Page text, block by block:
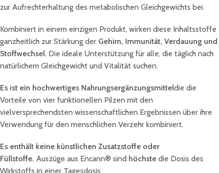
zur Aufrechterhaltung des metabolischen Gleichgewichts bei.
Kombiniert in einem einzigen Produkt, wirken diese Inhaltsstoffe
ganzheitlich zur Stärkung der Gehirn, Immunität, Verdauung und
Stoffwechsel. Die ideale Unterstützung für alle, die täglich nach
natürlichem Gleichgewicht und Vitalität suchen.
Es ist ein hochwertiges Nahrungsergänzungsmitteldie die
Vorteile von vier funktionellen Pilzen mit den
vielversprechendsten wissenschaftlichen Ergebnissen über ihre
Verwendung für den menschlichen Verzehr kombiniert.
Es enthält keine künstlichen Zusatzstoffe oder
Füllstoffe. Auszüge aus Encann® sind höchste die Dosis des
Wirkstoffs in einer Tagesdosis.